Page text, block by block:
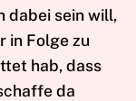
dabei sein will,
in Folge zu
hab, dass
da